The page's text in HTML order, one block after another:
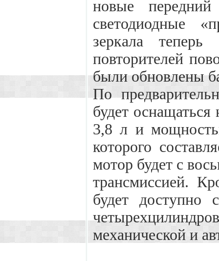
новые
светодиодные
зеркала
повторителей
были обновлены
По
будет
3,8 л и
которого
мотор будет с
трансмиссией.
будет доступно
механической и